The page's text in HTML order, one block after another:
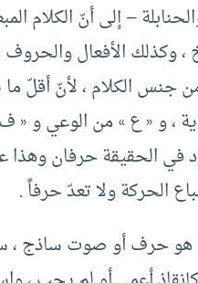
– إلى أنّ الكلام
وكذلك الأفعال
الكلام ، لأنّ أقلّ ما
، و « ع » من الوعي و « ف
في الحقيقة حرفان
الحركة ولا تعدّ حرفاً .
هو حرف أو صوت ساذج ،